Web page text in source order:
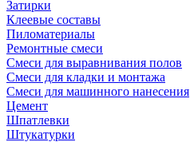
Затирки
Клеевые составы
Пиломатериалы
Ремонтные смеси
Смеси для выравнивания полов
Смеси для кладки и монтажа
Смеси для машинного нанесения
Цемент
Шпатлевки
Штукатурки